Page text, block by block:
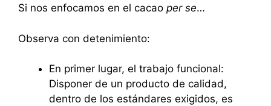
Si nos enfocamos en el cacao per se…
Observa con detenimiento:
En primer lugar, el trabajo funcional:
Disponer de un producto de calidad,
dentro de los estándares exigidos, es